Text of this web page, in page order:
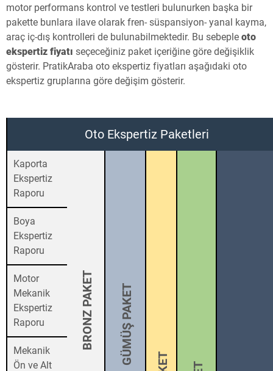
motor performans kontrol ve testleri bulunurken başka bir
pakette bunlara ilave olarak fren- süspansiyon- yanal kayma,
araç iç-dış kontrolleri de bulunabilmektedir. Bu sebeple oto
ekspertiz fiyatı seçeceğiniz paket içeriğine göre değişiklik
gösterir. PratikAraba oto ekspertiz fiyatları aşağıdaki oto
ekspertiz gruplarına göre değişim gösterir.
Oto Ekspertiz Paketleri
Kaporta
Ekspertiz
Raporu
BRONZ PAKET GÜMÜŞ PAKET
Boya
Ekspertiz
Raporu
Motor
Mekanik
Ekspertiz
Raporu
Mekanik
Ön ve Alt